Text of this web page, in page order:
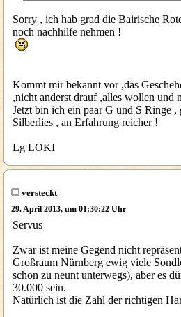
Sorry , ich hab grad die Bairische
noch nachhilfe nehmen !
Kommt mir bekannt vor ,das
,nicht anderst drauf ,alles wollen und
Jetzt bin ich ein paar G und S Ringe ,
Silberlies , an Erfahrung reicher !
Lg LOKI
versteckt
29. April 2013, um 01:30:22 Uhr
Servus
Zwar ist meine Gegend nicht
Großraum Nürnberg ewig viele
schon zu neunt unterwegs), aber es
30.000 sein.
Natürlich ist die Zahl der richtigen